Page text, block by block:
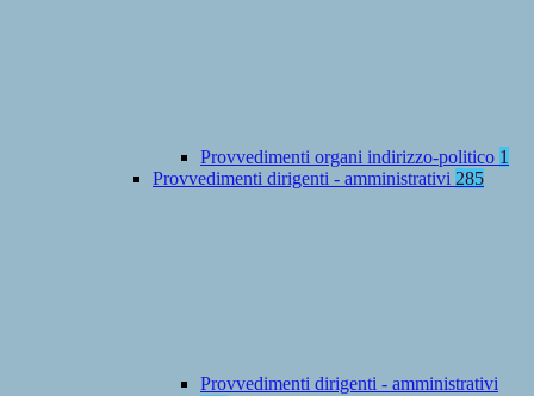
Provvedimenti organi indirizzo-politico 1
Provvedimenti dirigenti - amministrativi 285
Provvedimenti dirigenti - amministrativi